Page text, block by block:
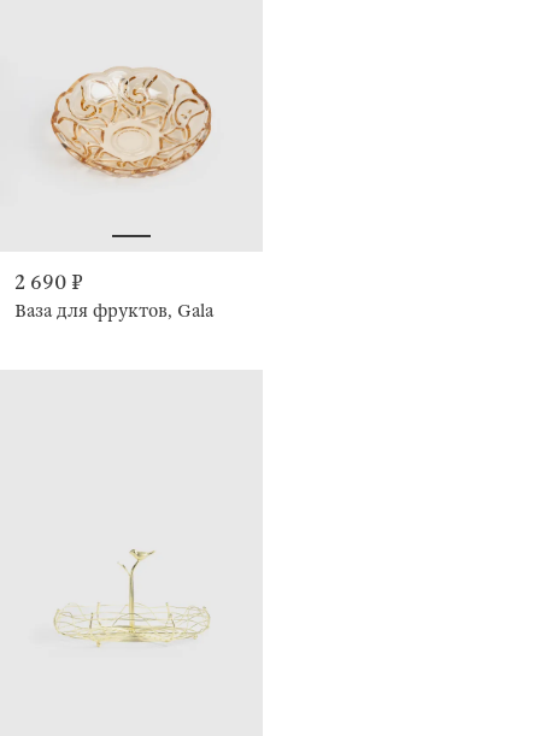
2 690 ₽
Ваза для фруктов, Gala